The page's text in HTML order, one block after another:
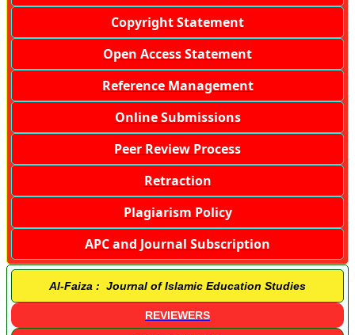
Copyright Statement
Open Access Statement
Reference Management
Online Submissions
Peer Review Process
Retraction
Plagiarism Policy
APC and Journal Subscription
Al-Faiza : Journal of Islamic Education Studies
REVIEWERS